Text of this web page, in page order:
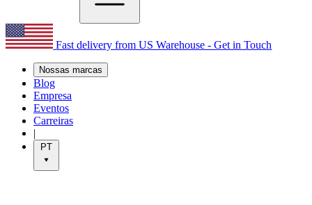
Fast delivery from US Warehouse - Get in Touch
Nossas marcas
Blog
Empresa
Eventos
Carreiras
|
PT